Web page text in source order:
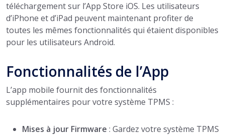
téléchargement sur l’App Store iOS. Les utilisateurs
d’iPhone et d’iPad peuvent maintenant profiter de
toutes les mêmes fonctionnalités qui étaient disponibles
pour les utilisateurs Android.
Fonctionnalités de l’App
L’app mobile fournit des fonctionnalités
supplémentaires pour votre système TPMS :
Mises à jour Firmware : Gardez votre système TPMS